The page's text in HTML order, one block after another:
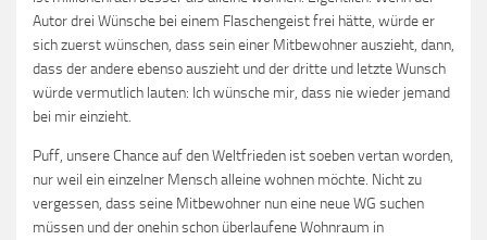
Autor drei Wünsche bei einem Flaschengeist frei hätte, würde er
sich zuerst wünschen, dass sein einer Mitbewohner auszieht, dann,
dass der andere ebenso auszieht und der dritte und letzte Wunsch
würde vermutlich lauten: Ich wünsche mir, dass nie wieder jemand
bei mir einzieht.
Puff, unsere Chance auf den Weltfrieden ist soeben vertan worden,
nur weil ein einzelner Mensch alleine wohnen möchte. Nicht zu
vergessen, dass seine Mitbewohner nun eine neue WG suchen
müssen und der onehin schon überlaufene Wohnraum in